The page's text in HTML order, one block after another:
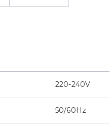
220-240V
50/60Hz